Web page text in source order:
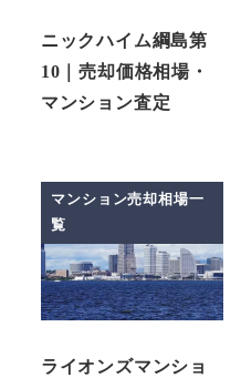
ニックハイム綱島第
10｜売却価格相場・
マンション査定
マンション売却相場一
覧
ライオンズマンショ